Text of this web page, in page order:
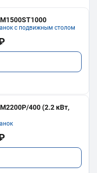
с подвижным столом
400 (2.2 кВт,